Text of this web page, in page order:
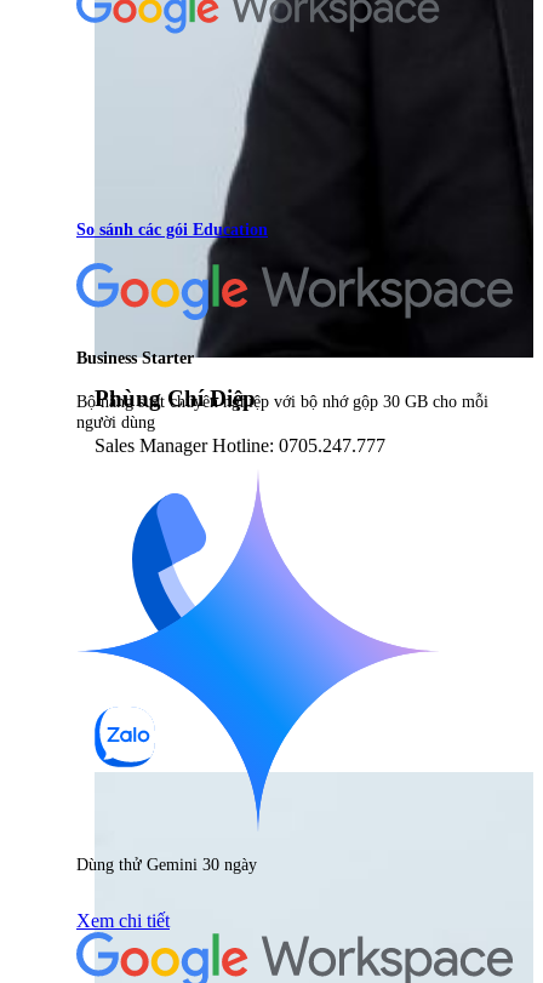
Phùng Chí Điệp
Sales Manager Hotline: 0705.247.777
So sánh các gói Education
Business Starter
Bộ năng suất chuyên nghiệp với bộ nhớ gộp 30 GB cho mỗi
người dùng
Dùng thử Gemini 30 ngày
Xem chi tiết